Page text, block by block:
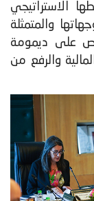
الاستراتيجي
والمتمثلة
على ديمومة
والرفع من